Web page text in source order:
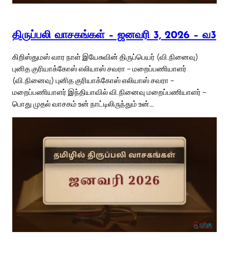
திருப்பலி வாசகங்கள் – ஜனவரி 3, 2026 – வ3
கிறிஸ்துமஸ் வார நாள் இயேசுவின் திருப்பெயர் (வி.நினைவு)
புனித குரியாக்கோஸ் எலியாஸ் சவரா – மறைப்பணியாளர்
(வி.நினைவு) புனித குரியாக்கோஸ் எலியாஸ் சவரா –
மறைப்பணியாளர் இந்தியாவில் வி.நினைவு மறைப்பணியாளர் –
பொது முதல் வாசகம் உன் நாட்டிலிருந்தும் உன்…